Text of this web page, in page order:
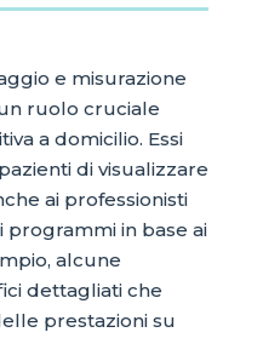
e misurazione
ruolo cruciale
a domicilio. Essi
di visualizzare
ai professionisti
in base ai
alcune
dettagliati che
prestazioni su